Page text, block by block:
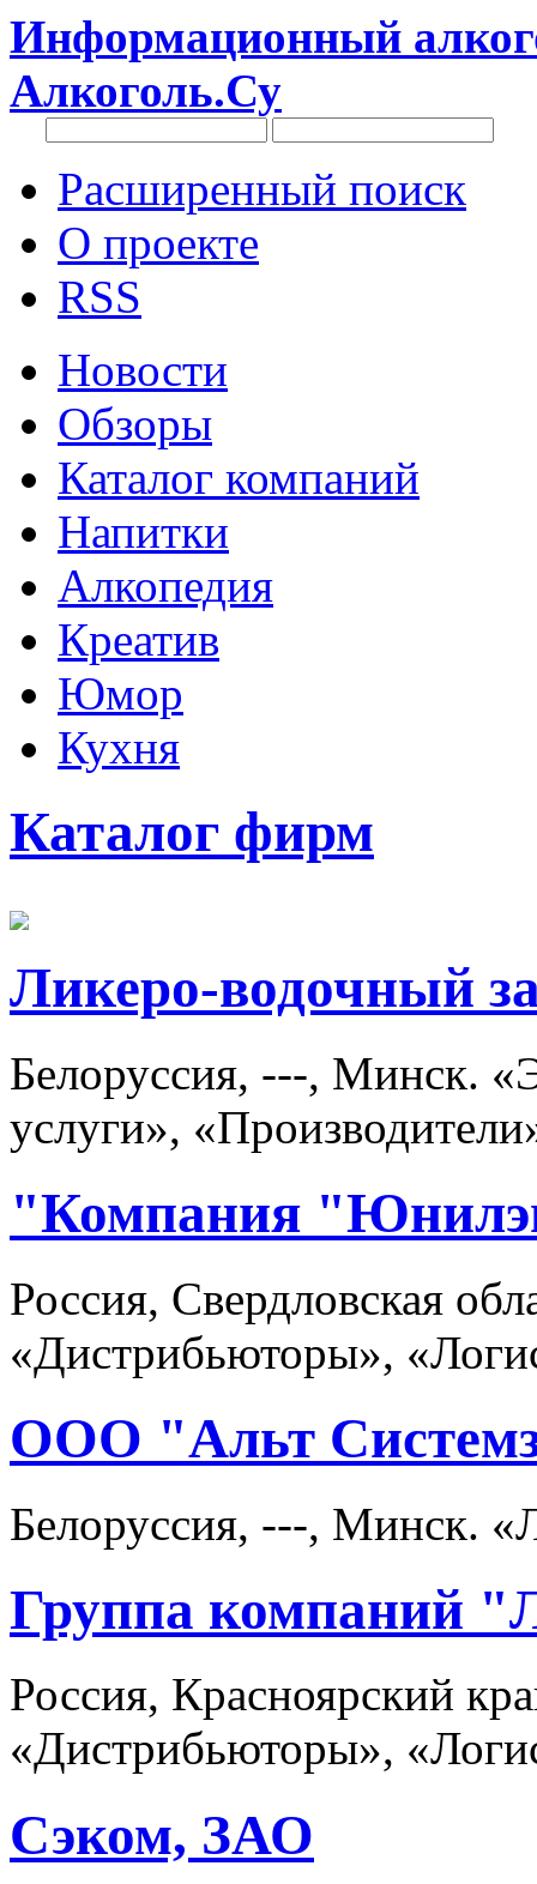
Информационный
Алкоголь.Су
Расширенный поиск
О проекте
RSS
Новости
Обзоры
Каталог компаний
Напитки
Алкопедия
Креатив
Юмор
Кухня
Каталог фирм
Ликеро-водочный
Белоруссия, ---, Минск.
услуги»,
"Компания
Россия, Свердловская
«Дистрибьюторы»,
ООО "Альт
Белоруссия, ---, Минск.
Группа компаний
Россия, Красноярский
«Дистрибьюторы»,
Сэком, ЗАО